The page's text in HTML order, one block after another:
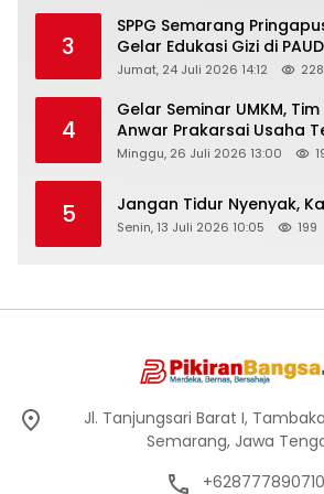
3
SPPG Semarang
Gelar Edukasi Gizi di
Peringati Hari Anak
Jumat, 24 Juli 2026 14:12 228
4
Gelar Seminar UMKM, Tim
Anwar Prakarsai Usaha
di Logung
Minggu, 26 Juli 2026 13:00
5 Jangan Tidur Nyenyak,
Senin, 13 Juli 2026 10:05 199
Jl. Tanjungsari Barat I,
Semarang, Jawa